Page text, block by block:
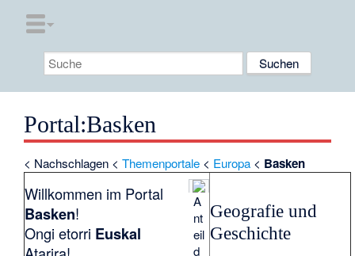
Portal:Basken
< Nachschlagen <Themenportale < Europa < Basken
A
nt
eil
d
Willkommen im Portal
Basken!
Ongi etorri Euskal
Geografie und
Geschichte